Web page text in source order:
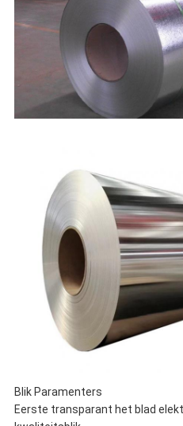
Blik Paramenters
Eerste transparant het blad